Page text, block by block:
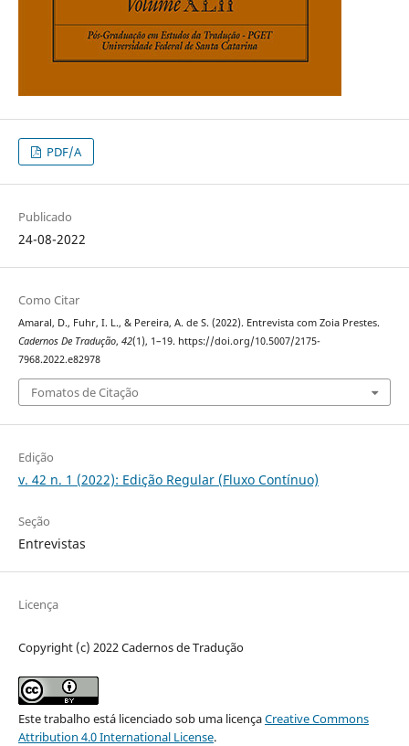
PDF/A
Publicado
24-08-2022
Como Citar
Amaral, D., Fuhr, I. L., & Pereira, A. de S. (2022). Entrevista com Zoia Prestes.
Cadernos De Tradução, 42(1), 1–19. https://doi.org/10.5007/2175-
7968.2022.e82978
Fomatos de Citação
Edição
v. 42 n. 1 (2022): Edição Regular (Fluxo Contínuo)
Seção
Entrevistas
Licença
Copyright (c) 2022 Cadernos de Tradução
Este trabalho está licenciado sob uma licençaCreative Commons
Attribution 4.0 International License.